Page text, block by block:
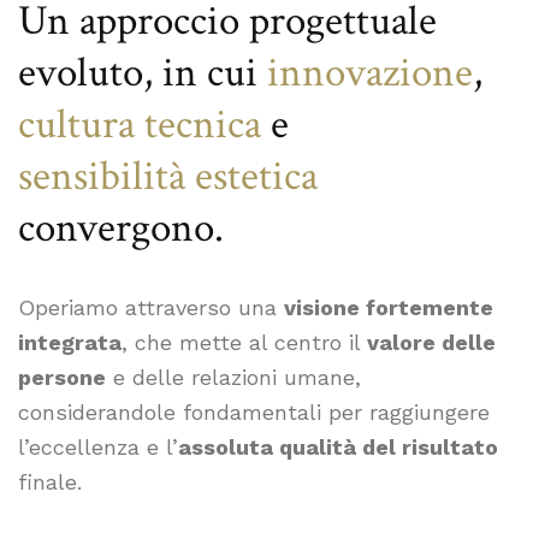
Un approccio progettuale
evoluto, in cui innovazione,
cultura tecnicae
sensibilità estetica
convergono.
Operiamo attraverso una visione fortemente
integrata, che mette al centro il valore delle
persone e delle relazioni umane,
considerandole fondamentali per raggiungere
l’eccellenza e l’assoluta qualità del risultato
finale.